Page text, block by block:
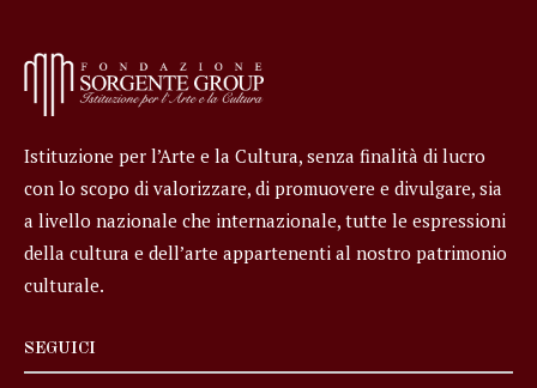
Istituzione per l’Arte e la Cultura, senza finalità di lucro
con lo scopo di valorizzare, di promuovere e divulgare, sia
a livello nazionale che internazionale, tutte le espressioni
della cultura e dell’arte appartenenti al nostro patrimonio
culturale.
SEGUICI